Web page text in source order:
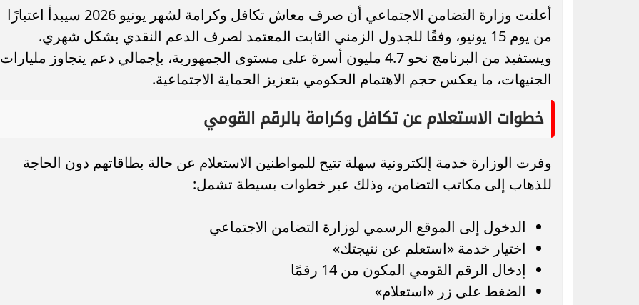
أعلنت وزارة التضامن الاجتماعي أن صرف معاش تكافل وكرامة لشهر يونيو 2026 سيبدأ اعتبارًا
من يوم 15 يونيو، وفقًا للجدول الزمني الثابت المعتمد لصرف الدعم النقدي بشكل شهري.
ويستفيد من البرنامج نحو 4.7 مليون أسرة على مستوى الجمهورية، بإجمالي دعم يتجاوز مليارات
الجنيهات، ما يعكس حجم الاهتمام الحكومي بتعزيز الحماية الاجتماعية.
خطوات الاستعلام عن تكافل وكرامة بالرقم القومي
وفرت الوزارة خدمة إلكترونية سهلة تتيح للمواطنين الاستعلام عن حالة بطاقاتهم دون الحاجة
للذهاب إلى مكاتب التضامن، وذلك عبر خطوات بسيطة تشمل:
الدخول إلى الموقع الرسمي لوزارة التضامن الاجتماعي
اختيار خدمة «استعلم عن نتيجتك»
إدخال الرقم القومي المكون من 14 رقمًا
الضغط على زر «استعلام»